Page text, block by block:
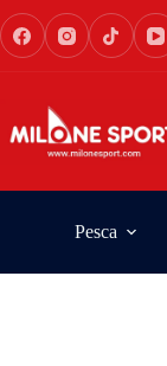
Pesca